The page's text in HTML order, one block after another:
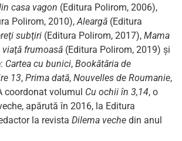
casa vagon (Editura Polirom, 2006),
Polirom, 2010),Aleargă (Editura
subţiri (Editura Polirom, 2017), Mama
frumoasă (Editura Polirom, 2019) și
Cartea cu bunici, Bookătăria de
13, Prima dată, Nouvelles de Roumanie,
coordonat volumul Cu ochii în 3,14, o
apărută în 2016, la Editura
la revista Dilema veche din anul